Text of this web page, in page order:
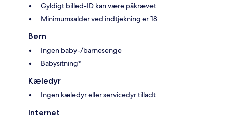
Gyldigt billed-ID kan være påkrævet
Minimumsalder ved indtjekning er 18
Børn
Ingen baby-/barnesenge
Babysitning*
Kæledyr
Ingen kæledyr eller servicedyr tilladt
Internet